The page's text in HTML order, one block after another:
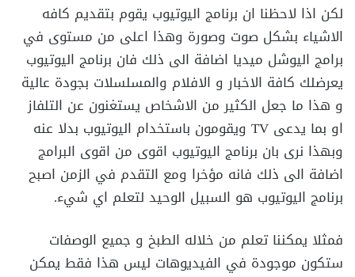
لكن اذا لاحظنا ان برنامج اليوتيوب يقوم بتقديم كافه
الاشياء بشكل صوت وصورة وهذا اعلى من مستوى في
برامج اليوشل ميديا اضافة الى ذلك فان برنامج اليوتيوب
يعرضلك كافة الاخبار و الافلام والمسلسلات بجودة عالية
و هذا ما جعل الكثير من الاشخاص يستغنون عن التلفاز
او بما يدعى TV ويقومون باستخدام اليوتيوب بدلا عنه
وبهذا نرى بان برنامج اليوتيوب اقوى من اقوى البرامج
اضافة الى ذلك فانه مؤخرا ومع التقدم في الزمن اصبح
برنامج اليوتيوب هو السبيل الوحيد لتعلم اي شيء.
فمثلا يمكننا تعلم من خلاله الطبخ و جميع الوصفات
ستكون موجودة في الفيديوهات ليس هذا فقط يمكن